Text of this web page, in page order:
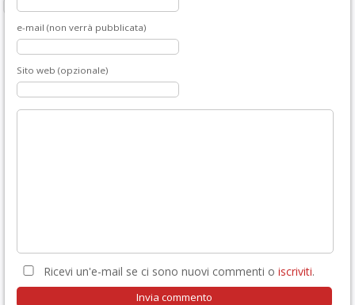
e-mail (non verrà pubblicata)
Sito web (opzionale)
Ricevi un'e-mail se ci sono nuovi commenti o iscriviti.